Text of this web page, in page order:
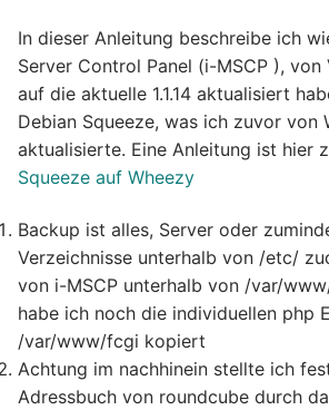
In dieser Anleitung beschreibe ich
Server Control Panel (i-MSCP ), von
auf die aktuelle 1.1.14 aktualisiert
Debian Squeeze, was ich zuvor von
aktualisierte. Eine Anleitung ist hier
Squeeze auf Wheezy
Backup ist alles, Server oder
Verzeichnisse unterhalb von /etc/
von i-MSCP unterhalb von /var/
habe ich noch die individuellen php
/var/www/fcgi kopiert
Achtung im nachhinein stellte ich
Adressbuch von roundcube durch